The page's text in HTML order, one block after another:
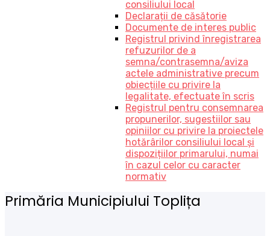
consiliului local
Declarații de căsătorie
Documente de interes public
Registrul privind înregistrarea
refuzurilor de a
semna/contrasemna/aviza
actele administrative precum
obiecțiile cu privire la
legalitate, efectuate în scris
Registrul pentru consemnarea
propunerilor, sugestiilor sau
opiniilor cu privire la proiectele
hotărârilor consiliului local și
dispozițiilor primarului, numai
în cazul celor cu caracter
normativ
Primăria Municipiului Toplița